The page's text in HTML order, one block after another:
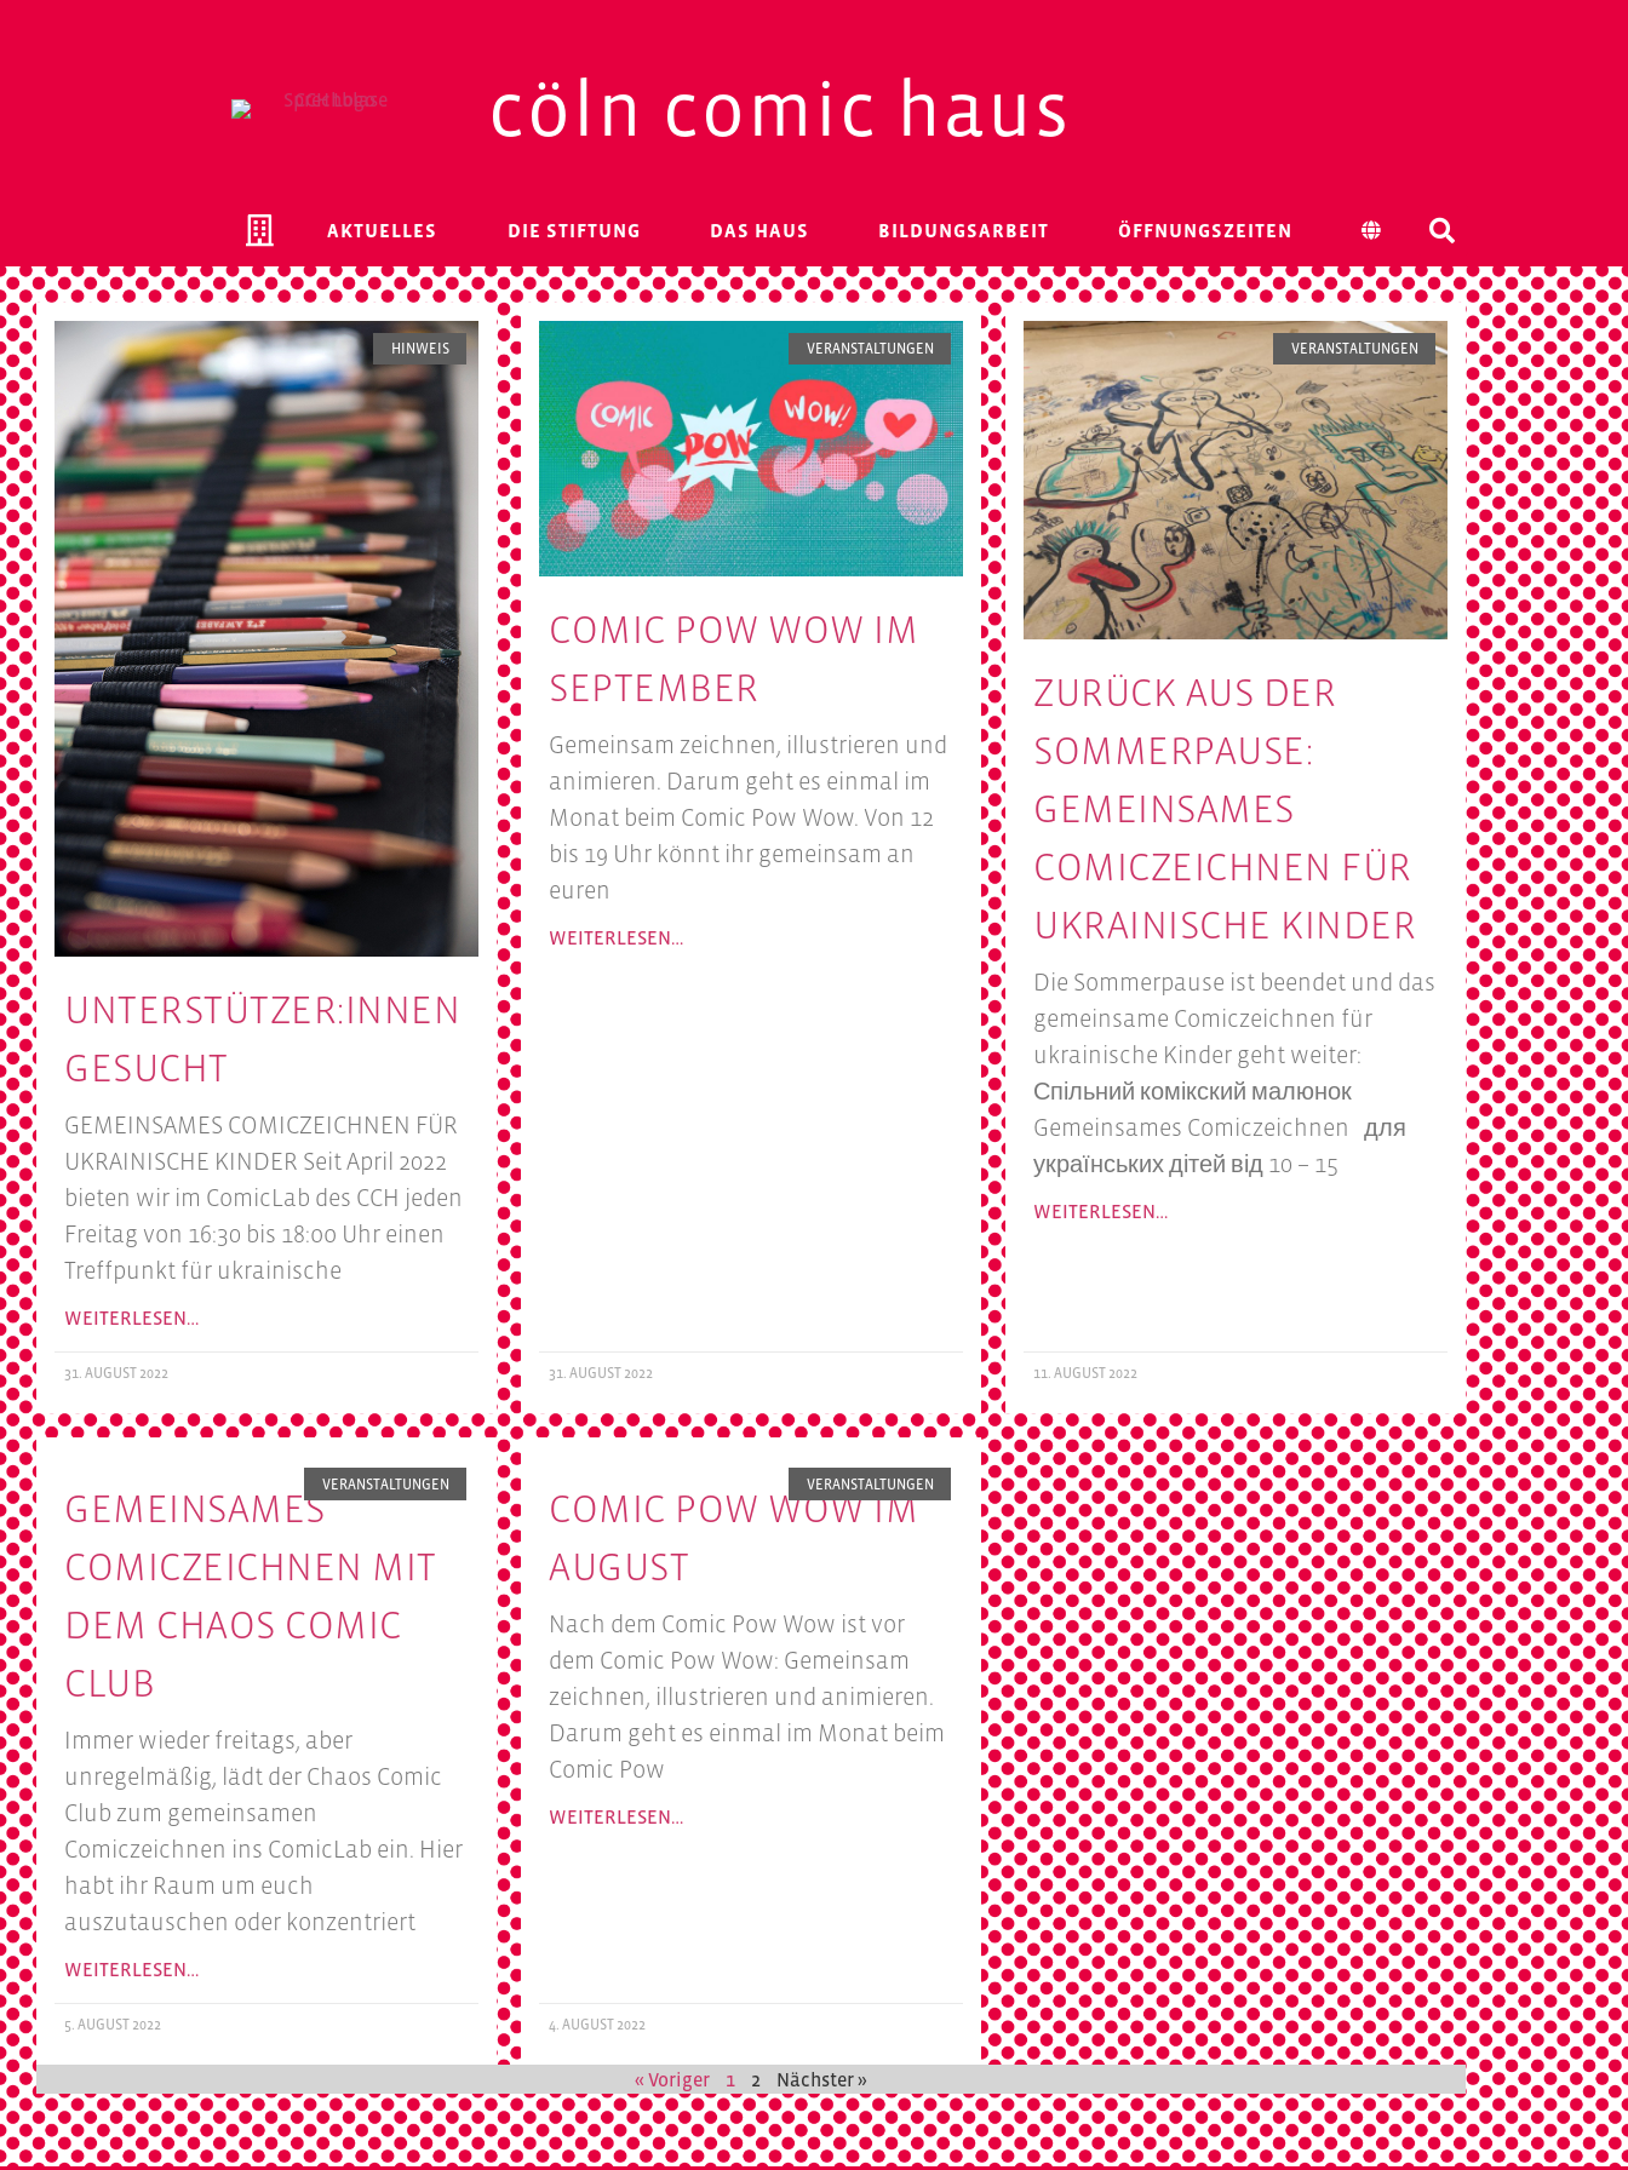
cöln comic haus
AKTUELLES DIE STIFTUNG DAS HAUS BILDUNGSARBEIT ÖFFNUNGSZEITEN
HINWEIS
UNTERSTÜTZER:INNEN
GESUCHT
GEMEINSAMES COMICZEICHNEN FÜR
UKRAINISCHE KINDER Seit April 2022
bieten wir im ComicLab des CCH jeden
Freitag von 16:30 bis 18:oo Uhr einen
Treffpunkt für ukrainische
WEITERLESEN…
31. AUGUST 2022
VERANSTALTUNGEN
COMIC POW WOW IM
SEPTEMBER
Gemeinsam zeichnen, illustrieren und
animieren. Darum geht es einmal im
Monat beim Comic Pow Wow. Von 12
bis 19 Uhr könnt ihr gemeinsam an
euren
WEITERLESEN…
31. AUGUST 2022
VERANSTALTUNGEN
ZURÜCK AUS DER
SOMMERPAUSE:
GEMEINSAMES
COMICZEICHNEN FÜR
UKRAINISCHE KINDER
Die Sommerpause ist beendet und das
gemeinsame Comiczeichnen für
ukrainische Kinder geht weiter:
Спільний комікский малюнок
Gemeinsames Comiczeichnen для
українських дітей від 10 – 15
WEITERLESEN…
11. AUGUST 2022
VERANSTALTUNGEN
GEMEINSAMES
COMICZEICHNEN MIT
DEM CHAOS COMIC
CLUB
Immer wieder freitags, aber
unregelmäßig, lädt der Chaos Comic
Club zum gemeinsamen
Comiczeichnen ins ComicLab ein. Hier
habt ihr Raum um euch
auszutauschen oder konzentriert
WEITERLESEN…
5. AUGUST 2022
VERANSTALTUNGEN
COMIC POW WOW IM
AUGUST
Nach dem Comic Pow Wow ist vor
dem Comic Pow Wow: Gemeinsam
zeichnen, illustrieren und animieren.
Darum geht es einmal im Monat beim
Comic Pow
WEITERLESEN…
4. AUGUST 2022
« Voriger 1 2 Nächster »